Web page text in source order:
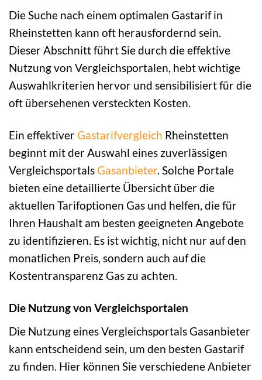
Die Suche nach einem optimalen Gastarif in
Rheinstetten kann oft herausfordernd sein.
Dieser Abschnitt führt Sie durch die effektive
Nutzung von Vergleichsportalen, hebt wichtige
Auswahlkriterien hervor und sensibilisiert für die
oft übersehenen versteckten Kosten.
Ein effektiver Gastarifvergleich Rheinstetten
beginnt mit der Auswahl eines zuverlässigen
Vergleichsportals Gasanbieter. Solche Portale
bieten eine detaillierte Übersicht über die
aktuellen Tarifoptionen Gas und helfen, die für
Ihren Haushalt am besten geeigneten Angebote
zu identifizieren. Es ist wichtig, nicht nur auf den
monatlichen Preis, sondern auch auf die
Kostentransparenz Gas zu achten.
Die Nutzung von Vergleichsportalen
Die Nutzung eines Vergleichsportals Gasanbieter
kann entscheidend sein, um den besten Gastarif
zu finden. Hier können Sie verschiedene Anbieter